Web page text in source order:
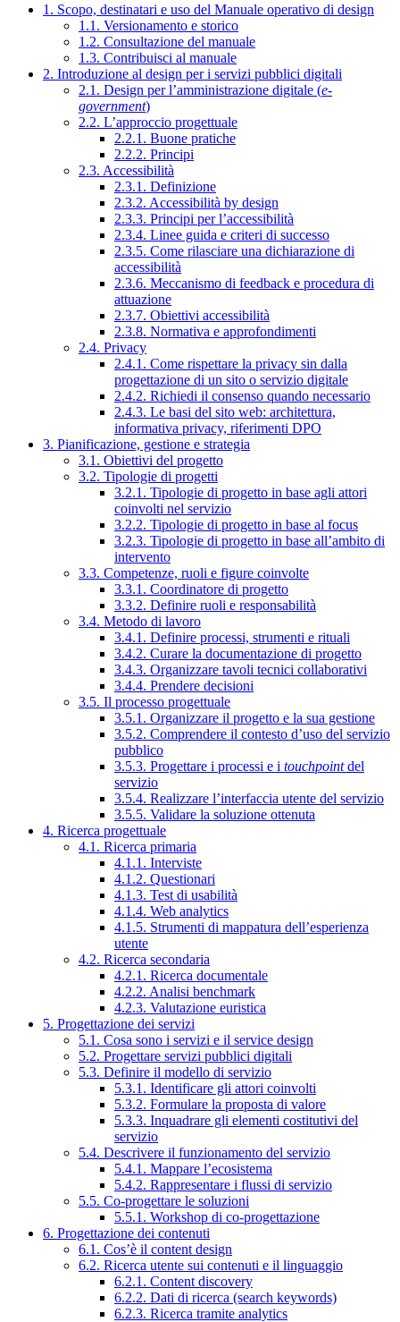
1. Scopo, destinatari e uso del Manuale operativo di design
1.1. Versionamento e storico
1.2. Consultazione del manuale
1.3. Contribuisci al manuale
2. Introduzione al design per i servizi pubblici digitali
2.1. Design per l’amministrazione digitale (e-
government)
2.2. L’approccio progettuale
2.2.1. Buone pratiche
2.2.2. Principi
2.3. Accessibilità
2.3.1. Definizione
2.3.2. Accessibilità by design
2.3.3. Principi per l’accessibilità
2.3.4. Linee guida e criteri di successo
2.3.5. Come rilasciare una dichiarazione di
accessibilità
2.3.6. Meccanismo di feedback e procedura di
attuazione
2.3.7. Obiettivi accessibilità
2.3.8. Normativa e approfondimenti
2.4. Privacy
2.4.1. Come rispettare la privacy sin dalla
progettazione di un sito o servizio digitale
2.4.2. Richiedi il consenso quando necessario
2.4.3. Le basi del sito web: architettura,
informativa privacy, riferimenti DPO
3. Pianificazione, gestione e strategia
3.1. Obiettivi del progetto
3.2. Tipologie di progetti
3.2.1. Tipologie di progetto in base agli attori
coinvolti nel servizio
3.2.2. Tipologie di progetto in base al focus
3.2.3. Tipologie di progetto in base all’ambito di
intervento
3.3. Competenze, ruoli e figure coinvolte
3.3.1. Coordinatore di progetto
3.3.2. Definire ruoli e responsabilità
3.4. Metodo di lavoro
3.4.1. Definire processi, strumenti e rituali
3.4.2. Curare la documentazione di progetto
3.4.3. Organizzare tavoli tecnici collaborativi
3.4.4. Prendere decisioni
3.5. Il processo progettuale
3.5.1. Organizzare il progetto e la sua gestione
3.5.2. Comprendere il contesto d’uso del servizio
pubblico
3.5.3. Progettare i processi e i touchpointdel
servizio
3.5.4. Realizzare l’interfaccia utente del servizio
3.5.5. Validare la soluzione ottenuta
4. Ricerca progettuale
4.1. Ricerca primaria
4.1.1. Interviste
4.1.2. Questionari
4.1.3. Test di usabilità
4.1.4. Web analytics
4.1.5. Strumenti di mappatura dell’esperienza
utente
4.2. Ricerca secondaria
4.2.1. Ricerca documentale
4.2.2. Analisi benchmark
4.2.3. Valutazione euristica
5. Progettazione dei servizi
5.1. Cosa sono i servizi e il service design
5.2. Progettare servizi pubblici digitali
5.3. Definire il modello di servizio
5.3.1. Identificare gli attori coinvolti
5.3.2. Formulare la proposta di valore
5.3.3. Inquadrare gli elementi costitutivi del
servizio
5.4. Descrivere il funzionamento del servizio
5.4.1. Mappare l’ecosistema
5.4.2. Rappresentare i flussi di servizio
5.5. Co-progettare le soluzioni
5.5.1. Workshop di co-progettazione
6. Progettazione dei contenuti
6.1. Cos’è il content design
6.2. Ricerca utente sui contenuti e il linguaggio
6.2.1. Content discovery
6.2.2. Dati di ricerca (search keywords)
6.2.3. Ricerca tramite analytics